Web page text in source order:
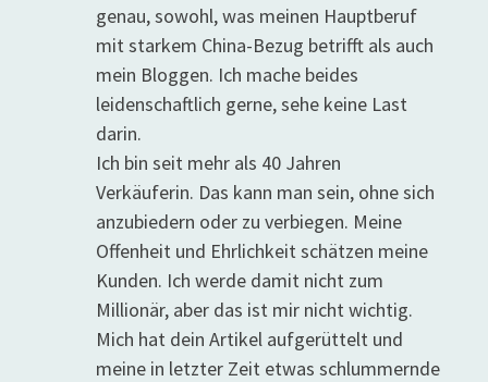
genau, sowohl, was meinen Hauptberuf
mit starkem China-Bezug betrifft als auch
mein Bloggen. Ich mache beides
leidenschaftlich gerne, sehe keine Last
darin.
Ich bin seit mehr als 40 Jahren
Verkäuferin. Das kann man sein, ohne sich
anzubiedern oder zu verbiegen. Meine
Offenheit und Ehrlichkeit schätzen meine
Kunden. Ich werde damit nicht zum
Millionär, aber das ist mir nicht wichtig.
Mich hat dein Artikel aufgerüttelt und
meine in letzter Zeit etwas schlummernde